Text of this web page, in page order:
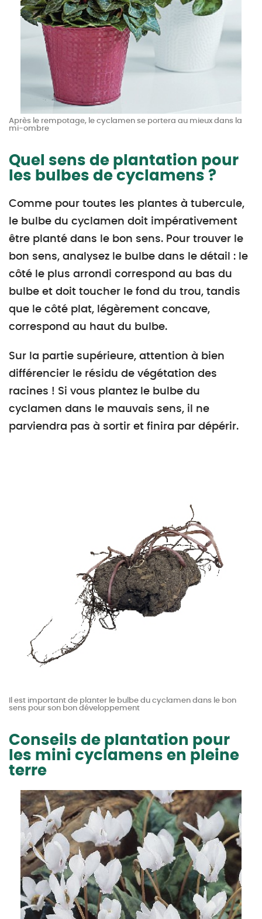
Après le rempotage, le cyclamen se portera au mieux dans la
mi-ombre
Quel sens de plantation pour
les bulbes de cyclamens ?
Il est important de planter le bulbe du cyclamen dans le bon
sens pour son bon développement
Comme pour toutes les plantes à tubercule,
le bulbe du cyclamen doit impérativement
être planté dans le bon sens. Pour trouver le
bon sens, analysez le bulbe dans le détail : le
côté le plus arrondi correspond au bas du
bulbe et doit toucher le fond du trou, tandis
que le côté plat, légèrement concave,
correspond au haut du bulbe.
Sur la partie supérieure, attention à bien
différencier le résidu de végétation des
racines ! Si vous plantez le bulbe du
cyclamen dans le mauvais sens, il ne
parviendra pas à sortir et finira par dépérir.
Conseils de plantation pour
les mini cyclamens en pleine
terre